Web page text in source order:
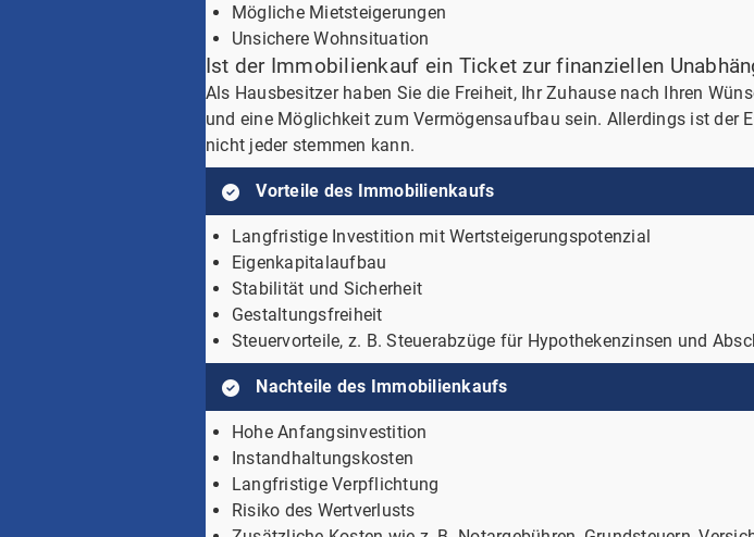
Mögliche Mietsteigerungen
Unsichere Wohnsituation
Ist der Immobilienkauf ein Ticket zur finanziellen
Als Hausbesitzer haben Sie die Freiheit, Ihr Zuhause nach Ihren
und eine Möglichkeit zum Vermögensaufbau sein. Allerdings ist der
nicht jeder stemmen kann.
Vorteile des Immobilienkaufs
Langfristige Investition mit Wertsteigerungspotenzial
Eigenkapitalaufbau
Stabilität und Sicherheit
Gestaltungsfreiheit
Steuervorteile, z. B. Steuerabzüge für Hypothekenzinsen und
Nachteile des Immobilienkaufs
Hohe Anfangsinvestition
Instandhaltungskosten
Langfristige Verpflichtung
Risiko des Wertverlusts